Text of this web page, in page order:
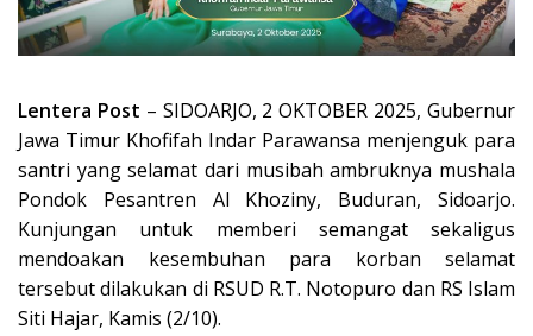
Lentera Post – SIDOARJO, 2 OKTOBER 2025, Gubernur
Jawa Timur Khofifah Indar Parawansa menjenguk para
santri yang selamat dari musibah ambruknya mushala
Pondok Pesantren Al Khoziny, Buduran, Sidoarjo.
Kunjungan untuk memberi semangat sekaligus
mendoakan kesembuhan para korban selamat
tersebut dilakukan di RSUD R.T. Notopuro dan RS Islam
Siti Hajar, Kamis (2/10).